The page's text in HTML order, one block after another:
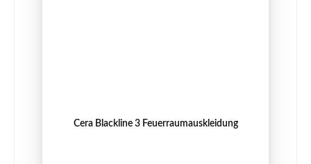
Cera Blackline 3 Feuerraumauskleidung